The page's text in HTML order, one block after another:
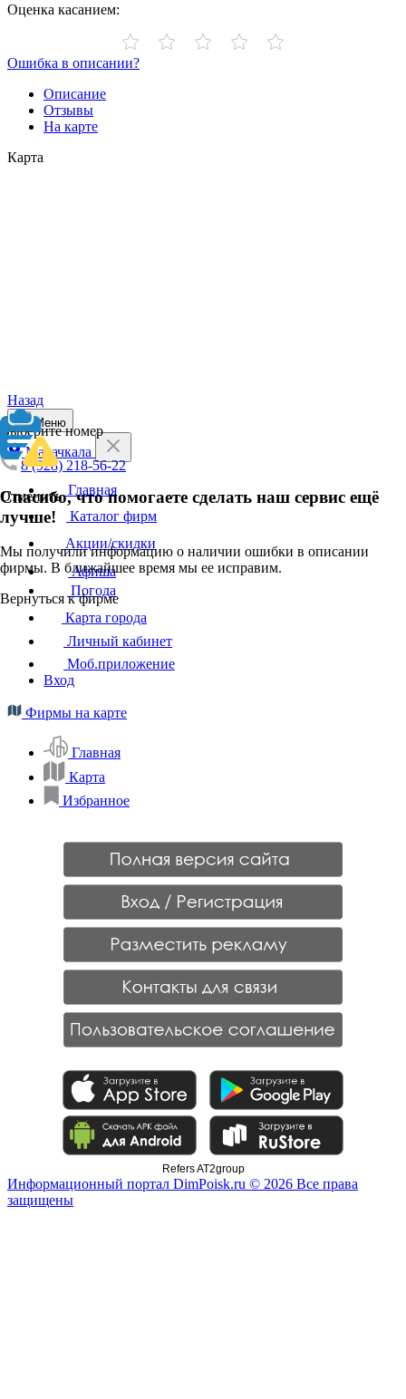
Оценка касанием:
Ошибка в описании?
Описание
Отзывы
На карте
Карта
Назад
Выберите номер
8 (928) 218-56-22
Отменить
Спасибо, что помогаете сделать наш сервис ещё
лучше!
Мы получили информацию о наличии ошибки в описании
фирмы. В ближайшее время мы ее исправим.
Вернуться к фирме
Меню
Махачкала
Главная
Каталог фирм
Акции/скидки
Афиша
Погода
Карта города
Личный кабинет
Моб.приложение
Вход
Фирмы на карте
Главная
Карта
Избранное
Refers AT2group
Информационный портал DimPoisk.ru © 2026 Все права
защищены